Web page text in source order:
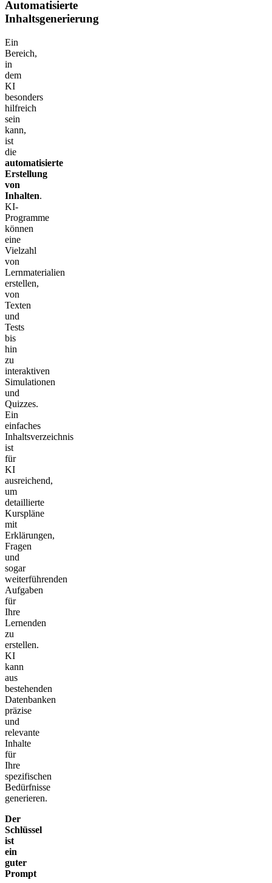
Automatisierte
Inhaltsgenerierung
Ein
Bereich,
in
dem
KI
besonders
hilfreich
sein
kann,
ist
die
automatisierte
Erstellung
von
Inhalten.
KI-
Programme
können
eine
Vielzahl
von
Lernmaterialien
erstellen,
von
Texten
und
Tests
bis
hin
zu
interaktiven
Simulationen
und
Quizzes.
Ein
einfaches
Inhaltsverzeichnis
ist
für
KI
ausreichend,
um
detaillierte
Kurspläne
mit
Erklärungen,
Fragen
und
sogar
weiterführenden
Aufgaben
für
Ihre
Lernenden
zu
erstellen.
KI
kann
aus
bestehenden
Datenbanken
präzise
und
relevante
Inhalte
für
Ihre
spezifischen
Bedürfnisse
generieren.
Der
Schlüssel
ist
ein
guter
Prompt